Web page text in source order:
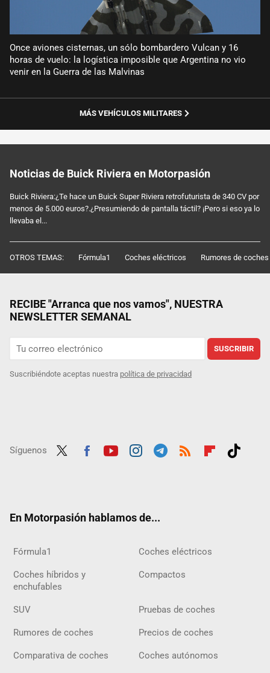
Once aviones cisternas, un sólo bombardero Vulcan y 16
horas de vuelo: la logística imposible que Argentina no vio
venir en la Guerra de las Malvinas
MÁS VEHÍCULOS MILITARES
Noticias de Buick Riviera en Motorpasión
Buick Riviera:¿Te hace un Buick Super Riviera retrofuturista de 340 CV por
menos de 5.000 euros?.¿Presumiendo de pantalla táctil? ¡Pero si eso ya lo
llevaba el...
OTROS TEMAS: Fórmula1 Coches eléctricos Rumores de coches
RECIBE "Arranca que nos vamos", NUESTRA
NEWSLETTER SEMANAL
SUSCRIBIR
Suscribiéndote aceptas nuestra política de privacidad
Síguenos
En Motorpasión hablamos de...
Fórmula1 Coches eléctricos
Coches híbridos y
enchufables
Compactos
SUV Pruebas de coches
Rumores de coches Precios de coches
Comparativa de coches Coches autónomos